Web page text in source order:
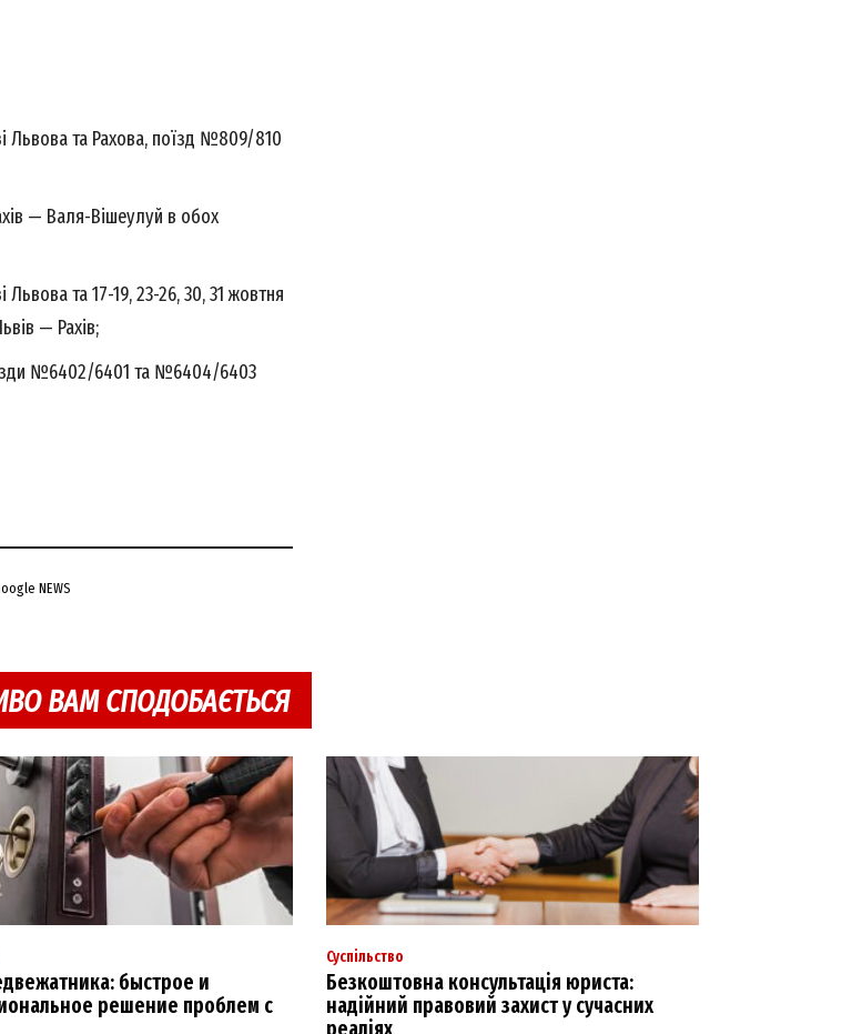
Львова та Рахова, поїзд №809/810
— Валя-Вішеулуй в обох
Львова та 17-19, 23-26, 30, 31 жовтня
— Рахів;
№6402/6401 та №6404/6403
NEWS
ВАМ СПОДОБАЄТЬСЯ
быстрое и
решение проблем с
Суспільство
Безкоштовна консультація юриста:
надійний правовий захист у сучасних
реаліях